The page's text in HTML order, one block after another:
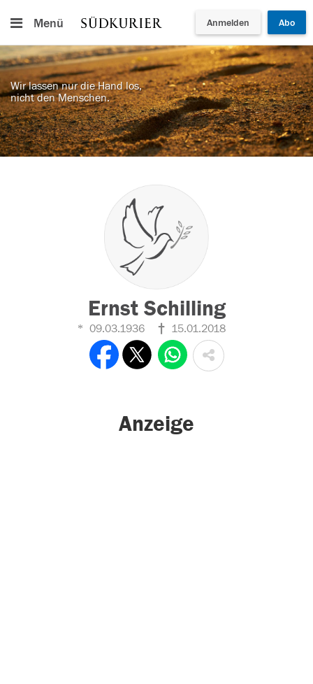
Menü Anmelden Abo
Wir lassen nur die Hand los,
nicht den Menschen.
Ernst Schilling
09.03.1936 15.01.2018
Anzeige